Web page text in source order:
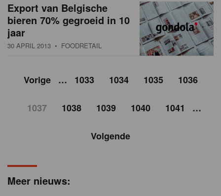
Meer nieuws:
Export van Belgische
bieren 70% gegroeid in 10
jaar
30 APRIL 2013 • FOODRETAIL
Vorige … 1033 1034 1035 1036
1037 1038 1039 1040 1041 …
Volgende